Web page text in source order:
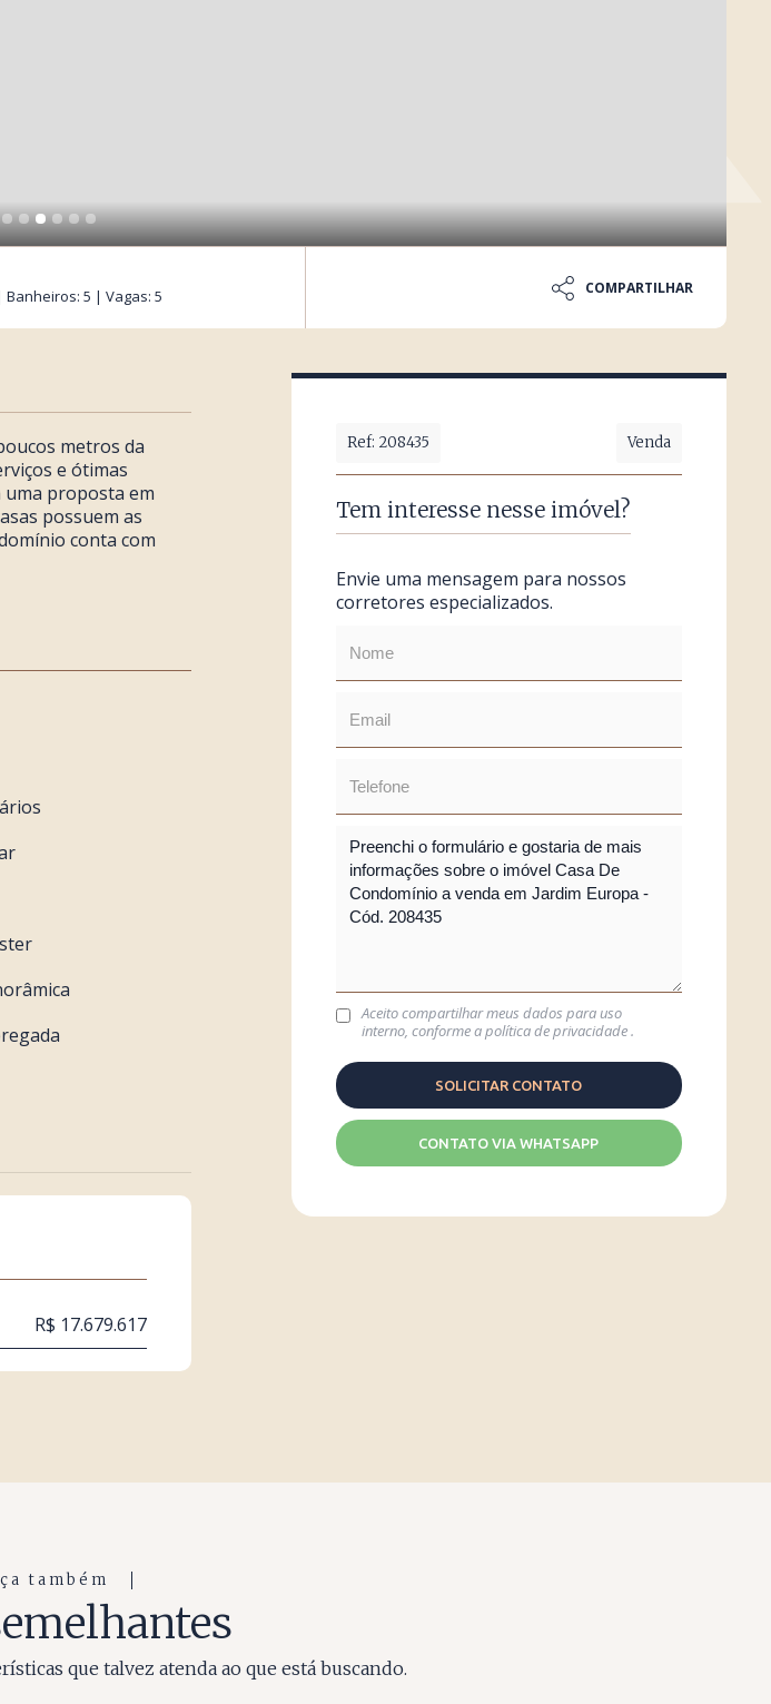
5 | Vagas: 5 COMPARTILHAR
metros da
e ótimas
uma proposta em
possuem as
conta com
R$ 17.679.617
Ref: 208435 Venda
Tem interesse nesse imóvel?
Envie uma mensagem para nossos
corretores especializados.
Aceito compartilhar meus dados para uso
interno, conforme apolítica de privacidade.
CONTATO VIA WHATSAPP
também
que talvez atenda ao que está buscando.